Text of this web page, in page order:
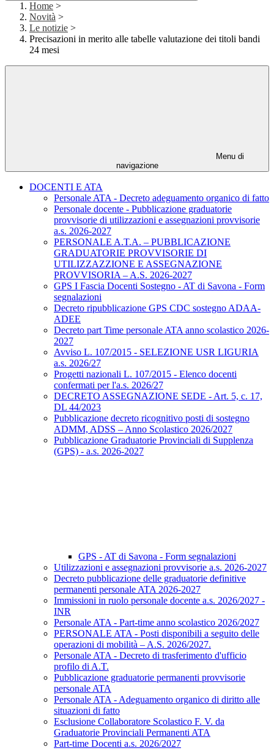
Home >
Novità >
Le notizie >
Precisazioni in merito alle tabelle valutazione dei titoli bandi
24 mesi
Menu di
navigazione
DOCENTI E ATA
Personale ATA - Decreto adeguamento organico di fatto
Personale docente - Pubblicazione graduatorie
provvisorie di utilizzazioni e assegnazioni provvisorie
a.s. 2026-2027
PERSONALE A.T.A. – PUBBLICAZIONE
GRADUATORIE PROVVISORIE DI
UTILIZZAZZIONE E ASSEGNAZIONE
PROVVISORIA – A.S. 2026-2027
GPS I Fascia Docenti Sostegno - AT di Savona - Form
segnalazioni
Decreto ripubblicazione GPS CDC sostegno ADAA-
ADEE
Decreto part Time personale ATA anno scolastico 2026-
2027
Avviso L. 107/2015 - SELEZIONE USR LIGURIA
a.s. 2026/27
Progetti nazionali L. 107/2015 - Elenco docenti
confermati per l'a.s. 2026/27
DECRETO ASSEGNAZIONE SEDE - Art. 5, c. 17,
DL 44/2023
Pubblicazione decreto ricognitivo posti di sostegno
ADMM, ADSS – Anno Scolastico 2026/2027
Pubblicazione Graduatorie Provinciali di Supplenza
(GPS) - a.s. 2026-2027
GPS - AT di Savona - Form segnalazioni
Utilizzazioni e assegnazioni provvisorie a.s. 2026-2027
Decreto pubblicazione delle graduatorie definitive
permanenti personale ATA 2026-2027
Immissioni in ruolo personale docente a.s. 2026/2027 -
INR
Personale ATA - Part-time anno scolastico 2026/2027
PERSONALE ATA - Posti disponibili a seguito delle
operazioni di mobilità – A.S. 2026/2027.
Personale ATA - Decreto di trasferimento d'ufficio
profilo di A.T.
Pubblicazione graduatorie permanenti provvisorie
personale ATA
Personale ATA - Adeguamento organico di diritto alle
situazioni di fatto
Esclusione Collaboratore Scolastico F. V. da
Graduatorie Provinciali Permanenti ATA
Part-time Docenti a.s. 2026/2027